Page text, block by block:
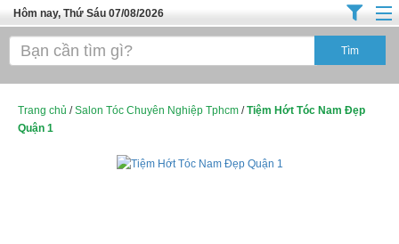
Hôm nay, Thứ Sáu 07/08/2026
Trang chủ
Tuyển Sinh Đào Tạo
Trang chủ /Salon Tóc Chuyên Nghiệp Tphcm /Tiệm Hớt Tóc Nam Đẹp
Quận 1